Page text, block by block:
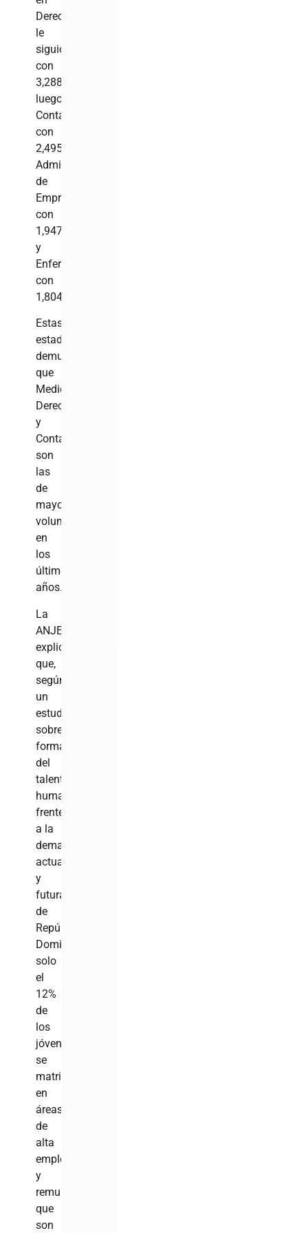
Derecho
le
siguió
con
3,288;
luego,
Contabilidad
con
2,495;
Administración
de
Empresas
con
1,947
y
Enfermería
con
1,804.
Estas
estadísticas
demuestran
que
Medicina,
Derecho
y
Contabilidad
son
las
de
mayor
volumen
en
los
últimos
años.
La
ANJE
explicó
que,
según
un
estudio
sobre
formación
del
talento
humano
frente
a la
demanda
actual
y
futura
de
República
Dominicana,
solo
el
12%
de
los
jóvenes
se
matricula
en
áreas
de
alta
empleabilidad
y
remuneración,
que
son